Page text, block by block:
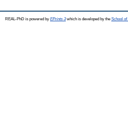
REAL-PhD is powered by EPrints 3which is developed by the School